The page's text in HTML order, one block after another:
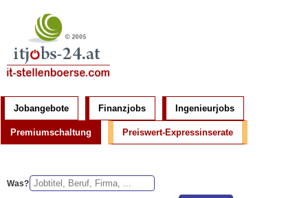
Jobangebote Finanzjobs Ingenieurjobs
Premiumschaltung Preiswert-Expressinserate
Was?